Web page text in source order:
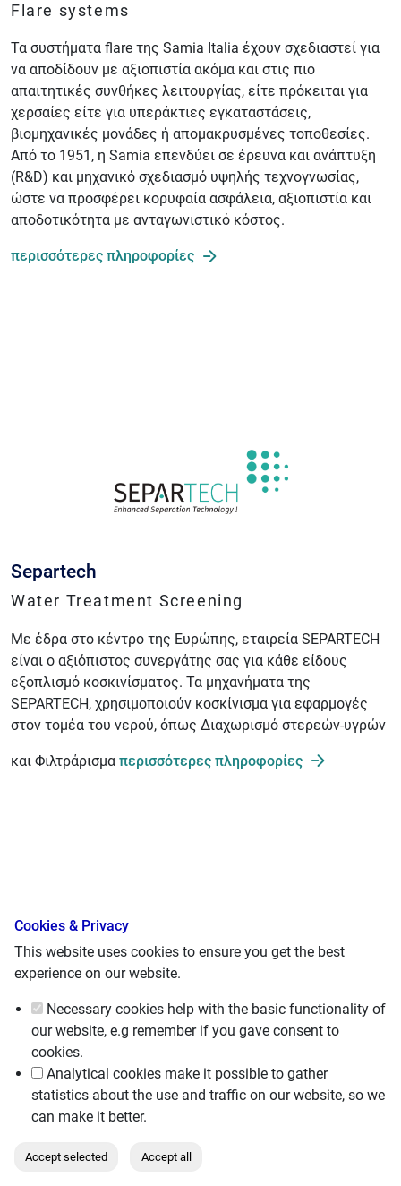
Flare systems
Τα συστήματα flare της Samia Italia έχουν σχεδιαστεί για
να αποδίδουν με αξιοπιστία ακόμα και στις πιο
απαιτητικές συνθήκες λειτουργίας, είτε πρόκειται για
χερσαίες είτε για υπεράκτιες εγκαταστάσεις,
βιομηχανικές μονάδες ή απομακρυσμένες τοποθεσίες.
Από το 1951, η Samia επενδύει σε έρευνα και ανάπτυξη
(R&D) και μηχανικό σχεδιασμό υψηλής τεχνογνωσίας,
ώστε να προσφέρει κορυφαία ασφάλεια, αξιοπιστία και
αποδοτικότητα με ανταγωνιστικό κόστος.
περισσότερες πληροφορίες
Separtech
Water Treatment Screening
Με έδρα στο κέντρο της Ευρώπης, εταιρεία SEPARTECH
είναι ο αξιόπιστος συνεργάτης σας για κάθε είδους
εξοπλισμό κοσκινίσματος. Τα μηχανήματα της
SEPARTECH, χρησιμοποιούν κοσκίνισμα για εφαρμογές
στον τομέα του νερού, όπως Διαχωρισμό στερεών-υγρών
και Φιλτράρισμα περισσότερες πληροφορίες
Sodaflexx
Dry powder scrubber system
καθαρισμού καυσαερίων με χρήση σκόνης (N Flexx™) που
Cookies & Privacy
This website uses cookies to ensure you get the best
experience on our website.
Necessary cookies help with the basic functionality of
our website, e.g remember if you gave consent to
cookies.
Analytical cookies make it possible to gather
statistics about the use and traffic on our website, so we
can make it better.
Accept selected Accept all